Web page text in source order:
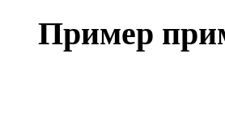
Пример